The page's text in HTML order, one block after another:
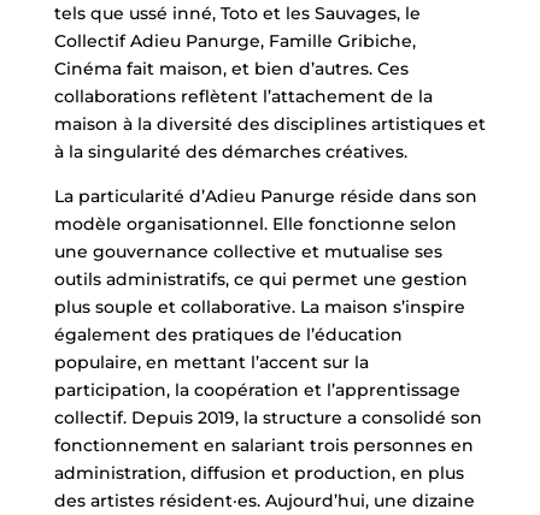
tels que ussé inné, Toto et les Sauvages, le
Collectif Adieu Panurge, Famille Gribiche,
Cinéma fait maison, et bien d’autres. Ces
collaborations reflètent l’attachement de la
maison à la diversité des disciplines artistiques et
à la singularité des démarches créatives.
La particularité d’Adieu Panurge réside dans son
modèle organisationnel. Elle fonctionne selon
une gouvernance collective et mutualise ses
outils administratifs, ce qui permet une gestion
plus souple et collaborative. La maison s’inspire
également des pratiques de l’éducation
populaire, en mettant l’accent sur la
participation, la coopération et l’apprentissage
collectif. Depuis 2019, la structure a consolidé son
fonctionnement en salariant trois personnes en
administration, diffusion et production, en plus
des artistes résident·es. Aujourd’hui, une dizaine